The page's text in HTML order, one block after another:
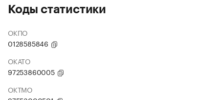
Коды статистики
ОКПО
0128585846
ОКАТО
97253860005
ОКТМО